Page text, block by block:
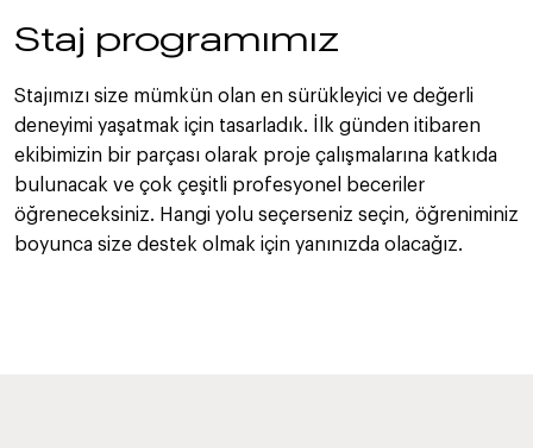
Staj programımız
Stajımızı size mümkün olan en sürükleyici ve değerli
deneyimi yaşatmak için tasarladık. İlk günden itibaren
ekibimizin bir parçası olarak proje çalışmalarına katkıda
bulunacak ve çok çeşitli profesyonel beceriler
öğreneceksiniz. Hangi yolu seçerseniz seçin, öğreniminiz
boyunca size destek olmak için yanınızda olacağız.